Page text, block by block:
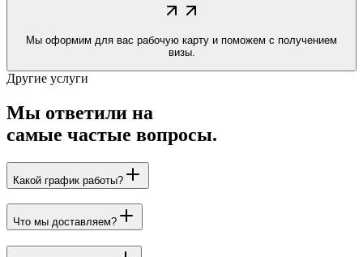
Мы оформим для вас рабочую карту и поможем с получением
визы.
Другие услуги
Мы ответили на
самые частые вопросы.
Какой график работы?
Что мы доставляем?